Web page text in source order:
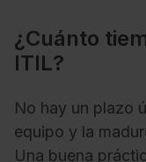
¿Cuánto
ITIL?
No hay un plazo
equipo y la
Una buena